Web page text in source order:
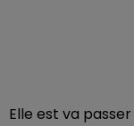
Elle est va